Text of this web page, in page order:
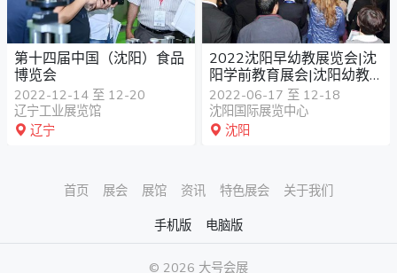
第十四届中国（沈阳）食品
博览会
2022-12-14 至 12-20
辽宁工业展览馆
辽宁
2022沈阳早幼教展览会|沈
阳学前教育展会|沈阳幼教
产业展会
2022-06-17 至 12-18
沈阳国际展览中心
沈阳
首页 展会 展馆 资讯 特色展会
关于我们
手机版
电脑版
© 2026 大号会展